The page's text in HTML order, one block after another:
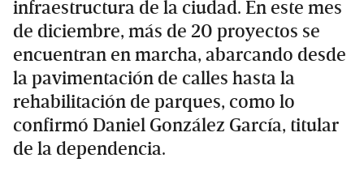
infraestructura de la ciudad. En este mes
de diciembre, más de 20 proyectos se
encuentran en marcha, abarcando desde
la pavimentación de calles hasta la
rehabilitación de parques, como lo
confirmó Daniel González García, titular
de la dependencia.